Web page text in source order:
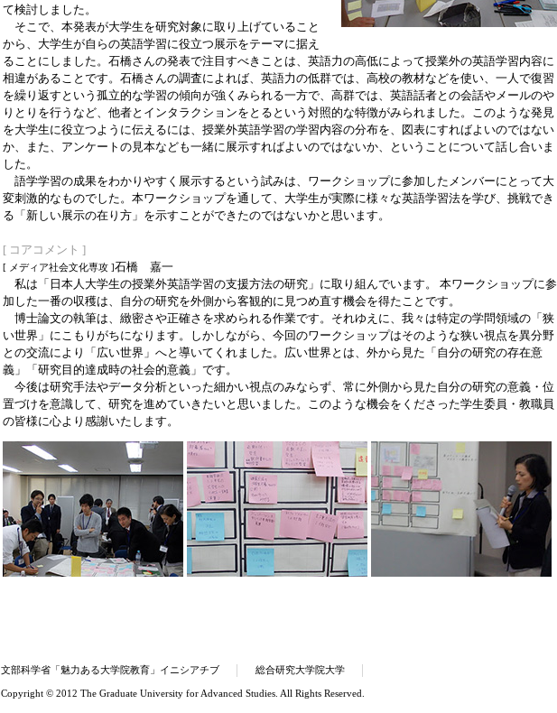
て検討しました。
そこで、本発表が大学生を研究対象に取り上げていること
から、大学生が自らの英語学習に役立つ展示をテーマに据え
ることにしました。石橋さんの発表で注目すべきことは、英語力の高低によって授業外の英語学習内容に
相違があることです。石橋さんの調査によれば、英語力の低群では、高校の教材などを使い、一人で復習
を繰り返すという孤立的な学習の傾向が強くみられる一方で、高群では、英語話者との会話やメールのや
りとりを行うなど、他者とインタラクションをとるという対照的な特徴がみられました。このような発見
を大学生に役立つように伝えるには、授業外英語学習の学習内容の分布を、図表にすればよいのではない
か、また、アンケートの見本なども一緒に展示すればよいのではないか、ということについて話し合いま
した。
語学学習の成果をわかりやすく展示するという試みは、ワークショップに参加したメンバーにとって大
変刺激的なものでした。本ワークショップを通して、大学生が実際に様々な英語学習法を学び、挑戦でき
る「新しい展示の在り方」を示すことができたのではないかと思います。
[ コアコメント ]
[ メディア社会文化専攻 ]石橋 嘉一
私は「日本人大学生の授業外英語学習の支援方法の研究」に取り組んでいます。 本ワークショップに参
加した一番の収穫は、自分の研究を外側から客観的に見つめ直す機会を得たことです。
博士論文の執筆は、緻密さや正確さを求められる作業です。それゆえに、我々は特定の学問領域の「狭
い世界」にこもりがちになります。しかしながら、今回のワークショップはそのような狭い視点を異分野
との交流により「広い世界」へと導いてくれました。広い世界とは、外から見た「自分の研究の存在意
義」「研究目的達成時の社会的意義」です。
今後は研究手法やデータ分析といった細かい視点のみならず、常に外側から見た自分の研究の意義・位
置づけを意識して、研究を進めていきたいと思いました。このような機会をくださった学生委員・教職員
の皆様に心より感謝いたします。
文部科学省「魅力ある大学院教育」イニシアチブ 総合研究大学院大学
Copyright © 2012 The Graduate University for Advanced Studies. All Rights Reserved.